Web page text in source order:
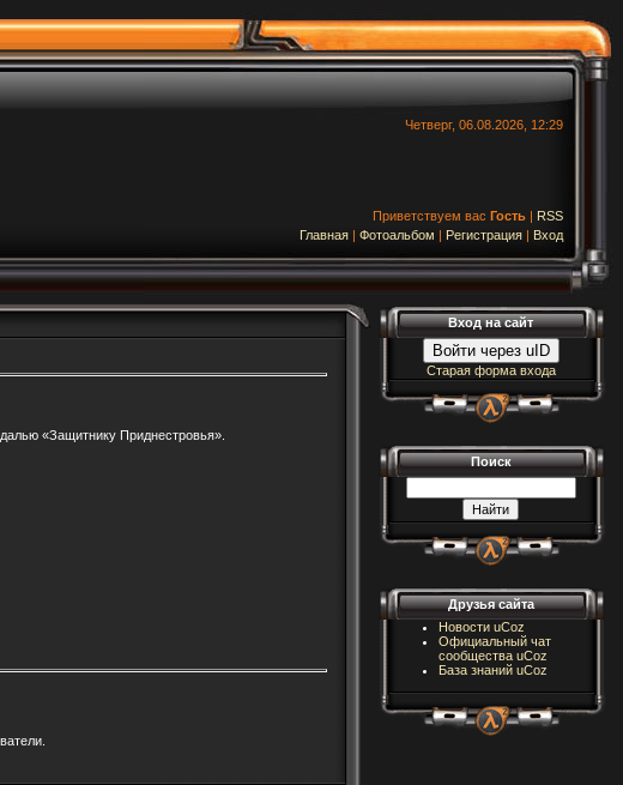
Четверг, 06.08.2026, 12:29
Приветствуем вас Гость | RSS
Главная | Фотоальбом | Регистрация | Вход
«Защитнику Приднестровья».
Вход на сайт
Войти через uID
Старая форма входа
Поиск
Друзья сайта
Новости uCoz
Официальный чат
сообщества uCoz
База знаний uCoz